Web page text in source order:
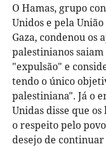
O Hamas, grupo
Unidos e pela
Gaza, condenou os
palestinianos
"expulsão" e
tendo o único
palestiniana". Já o
Unidas disse que
o respeito pelo
desejo de continuar